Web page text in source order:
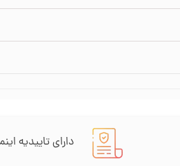
دارای تاییدیه